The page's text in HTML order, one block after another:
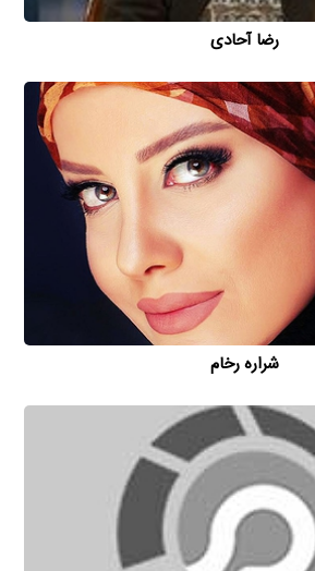
رضا آحادی
شراره رخام